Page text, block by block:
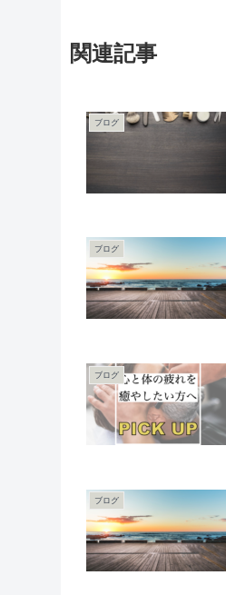
関連記事
ブログ
ブログ
ブログ
ブログ